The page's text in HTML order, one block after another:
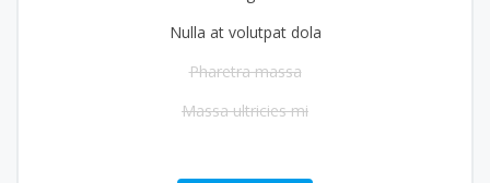
Nulla at volutpat dola
Pharetra massa
Massa ultricies mi